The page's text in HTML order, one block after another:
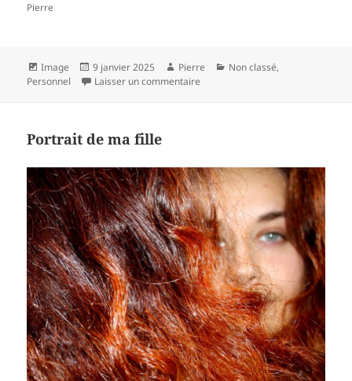
Pierre
Format
Image
Publié
le
9 janvier 2025 Auteur
Pierre Catégories
Non classé,
Personnel
Laisser un commentaire
Portrait de ma fille